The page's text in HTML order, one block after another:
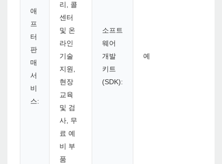
애
프
터
판
매
서
비
스:
리, 콜
센터
및 온
라인
기술
지원,
현장
교육
및 검
사, 무
료 예
비 부
품
소프트
웨어
개발
키트
(SDK):
예